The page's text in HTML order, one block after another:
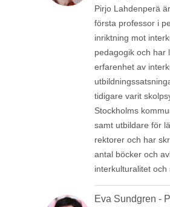
Pirjo Lahdenperä
första professor i
inriktning mot
pedagogik och har
erfarenhet av
tidigare varit
Stockholms
samt utbildare för
rektorer och har
antal böcker och
interkulturalitet och
Eva Sundgren -